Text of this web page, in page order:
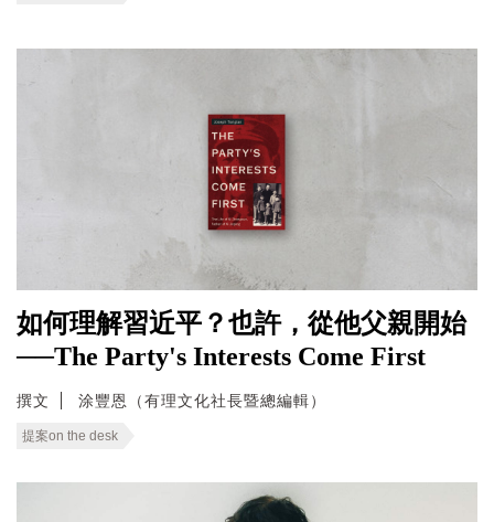
如何理解習近平？也許，從他父親開始
──The Party's Interests Come First
撰文 涂豐恩（有理文化社長暨總編輯）
提案on the desk